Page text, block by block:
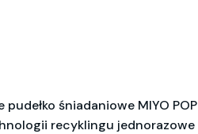
śniadaniowe MIYO
recyklingu